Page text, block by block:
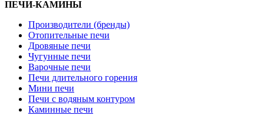
ПЕЧИ-КАМИНЫ
Производители (бренды)
Отопительные печи
Дровяные печи
Чугунные печи
Варочные печи
Печи длительного горения
Мини печи
Печи с водяным контуром
Каминные печи